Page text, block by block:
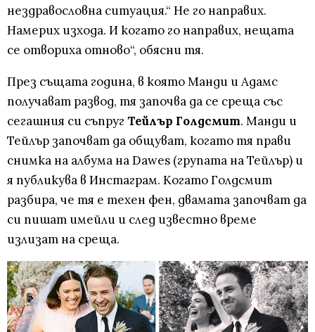
нездравословна ситуация.“ Не го направих.
Намерих изхода. И когато го направих, нещата
се отвориха отново“, обясни тя.
През същата година, в която Манди и Адамс
получават развод, тя започва да се среща със
сегашния си съпруг Тейлър Голдсмит. Манди и
Тейлър започват да общуват, когато тя прави
снимка на албума на Dawes (групата на Тейлър) и
я публикува в Инстаграм. Когато Голдсмит
разбира, че тя е техен фен, двамата започват да
си пишат имейли и след известно време
излизат на среща.